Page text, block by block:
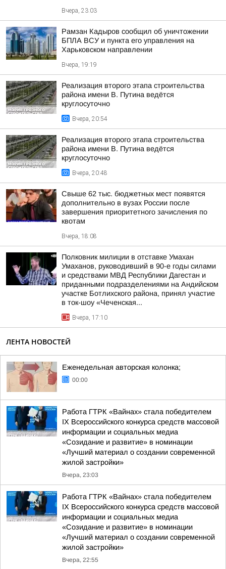
Вчера, 23:03
Рамзан Кадыров сообщил об уничтожении
БПЛА ВСУ и пункта его управления на
Харьковском направлении
Вчера, 19:19
Реализация второго этапа строительства
района имени В. Путина ведётся
круглосуточно
Вчера, 20:54
Реализация второго этапа строительства
района имени В. Путина ведётся
круглосуточно
Вчера, 20:48
Свыше 62 тыс. бюджетных мест появятся
дополнительно в вузах России после
завершения приоритетного зачисления по
квотам
Вчера, 18:08
Полковник милиции в отставке Умахан
Умаханов, руководивший в 90-е годы силами
и средствами МВД Республики Дагестан и
приданными подразделениями на Андийском
участке Ботлихского района, принял участие
в ток-шоу «Чеченская...
Вчера, 17:10
ЛЕНТА НОВОСТЕЙ
Еженедельная авторская колонка;
00:00
Работа ГТРК «Вайнах» стала победителем
IX Всероссийского конкурса средств массовой
информации и социальных медиа
«Созидание и развитие» в номинации
«Лучший материал о создании современной
жилой застройки»
Вчера, 23:03
Работа ГТРК «Вайнах» стала победителем
IX Всероссийского конкурса средств массовой
информации и социальных медиа
«Созидание и развитие» в номинации
«Лучший материал о создании современной
жилой застройки»
Вчера, 22:55